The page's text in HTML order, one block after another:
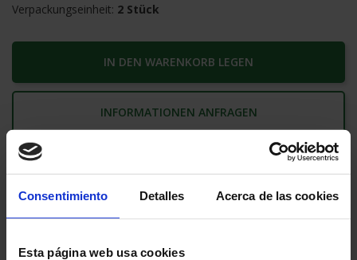
Consentimiento Detalles Acerca de las cookies
Esta página web usa cookies
Verpackungseinheit: 2 Stück
IN DEN WARENKORB LEGEN
INFORMATIONEN ANFRAGEN
Sichere Zahlung
Zufriedenheit garantiert